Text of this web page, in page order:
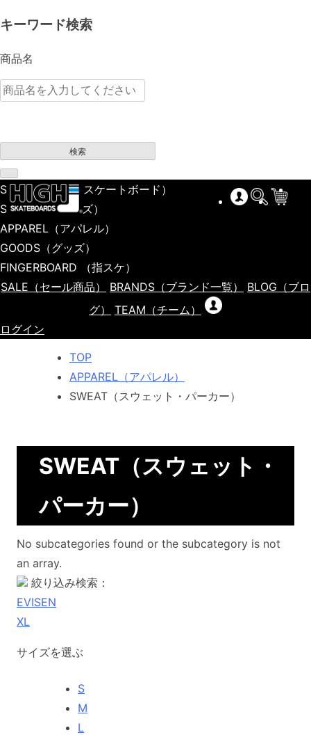
キーワード検索
商品名
検索
SKATEBOARD（スケートボード）
SHOES（シューズ）
APPAREL （アパレル）
GOODS （グッズ）
FINGERBOARD
（指スケ）
SALE （セール商品） BRANDS （ブランド一覧） BLOG （ブロ
グ）
TEAM （チーム）
ログイン
TOP
APPAREL（アパレル）
SWEAT（スウェット・パーカー）
SWEAT（スウェット・
パーカー）
No subcategories found or the subcategory is not
an array.
絞り込み検索：
EVISEN
XL
サイズを選ぶ
S
M
L